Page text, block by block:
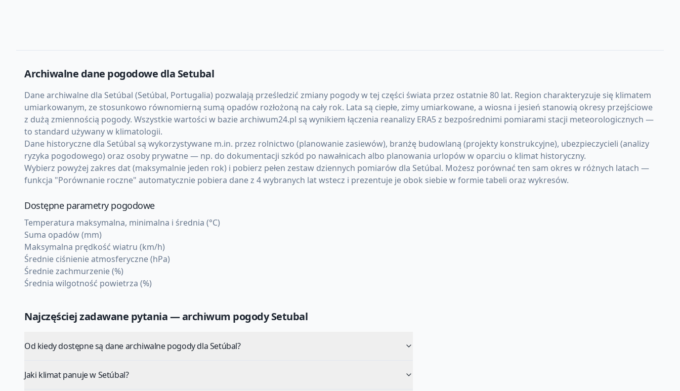
Archiwalne dane pogodowe dla Setubal
Dane archiwalne dla Setúbal (Setúbal, Portugalia) pozwalają prześledzić zmiany pogody w tej części świata przez ostatnie 80 lat. Region charakteryzuje się klimatem
umiarkowanym, ze stosunkowo równomierną sumą opadów rozłożoną na cały rok. Lata są ciepłe, zimy umiarkowane, a wiosna i jesień stanowią okresy przejściowe
z dużą zmiennością pogody. Wszystkie wartości w bazie archiwum24.pl są wynikiem łączenia reanalizy ERA5 z bezpośrednimi pomiarami stacji meteorologicznych —
to standard używany w klimatologii.
Dane historyczne dla Setúbal są wykorzystywane m.in. przez rolnictwo (planowanie zasiewów), branżę budowlaną (projekty konstrukcyjne), ubezpieczycieli (analizy
ryzyka pogodowego) oraz osoby prywatne — np. do dokumentacji szkód po nawałnicach albo planowania urlopów w oparciu o klimat historyczny.
Wybierz powyżej zakres dat (maksymalnie jeden rok) i pobierz pełen zestaw dziennych pomiarów dla Setúbal. Możesz porównać ten sam okres w różnych latach —
funkcja "Porównanie roczne" automatycznie pobiera dane z 4 wybranych lat wstecz i prezentuje je obok siebie w formie tabeli oraz wykresów.
Dostępne parametry pogodowe
Temperatura maksymalna, minimalna i średnia (°C)
Suma opadów (mm)
Maksymalna prędkość wiatru (km/h)
Średnie ciśnienie atmosferyczne (hPa)
Średnie zachmurzenie (%)
Średnia wilgotność powietrza (%)
Najczęściej zadawane pytania — archiwum pogodySetubal
Od kiedy dostępne są dane archiwalne pogody dla Setúbal?
Jaki klimat panuje w Setúbal?